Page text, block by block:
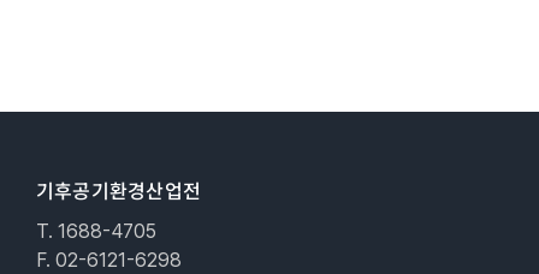
기후공기환경산업전
T. 1688-4705
F. 02-6121-6298